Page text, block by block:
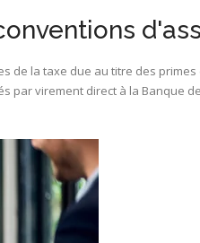
de la taxe due au titre des
par virement direct à la Banque